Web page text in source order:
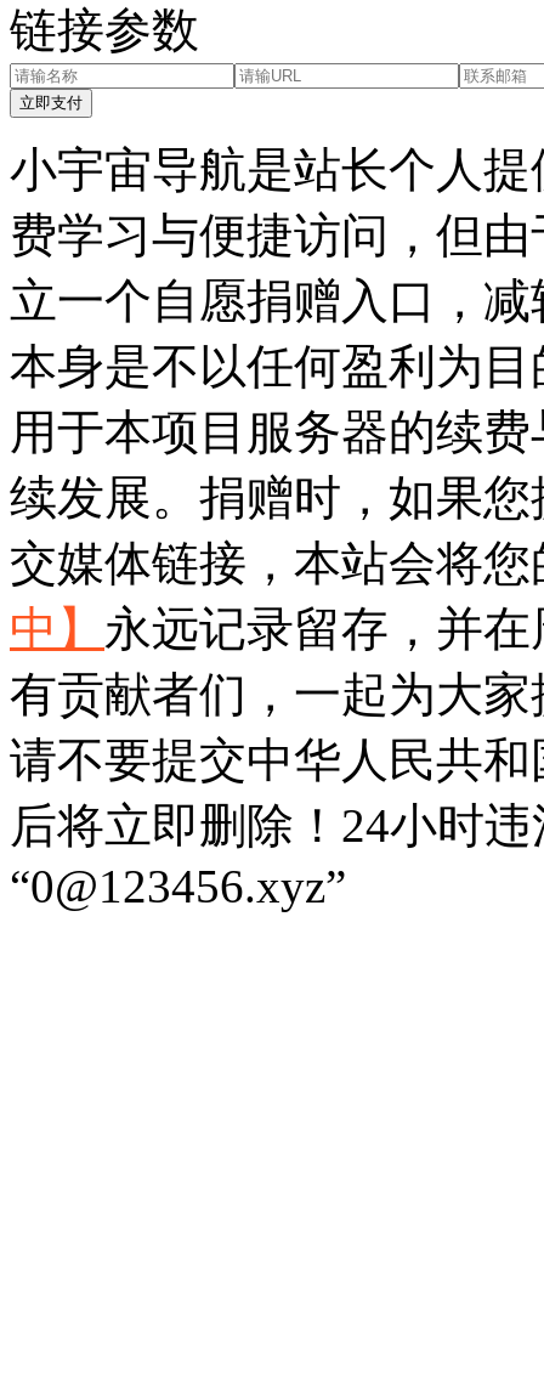
链接参数
立即支付
小宇宙导航是站长个人
费学习与便捷访问，但
立一个自愿捐赠入口，
本身是不以任何盈利为
用于本项目服务器的续
续发展。捐赠时，如果
交媒体链接，本站会将
中】 永远记录留存，并
有贡献者们，一起为大
请不要提交中华人民共
后将立即删除！24小时
“0@123456.xyz”